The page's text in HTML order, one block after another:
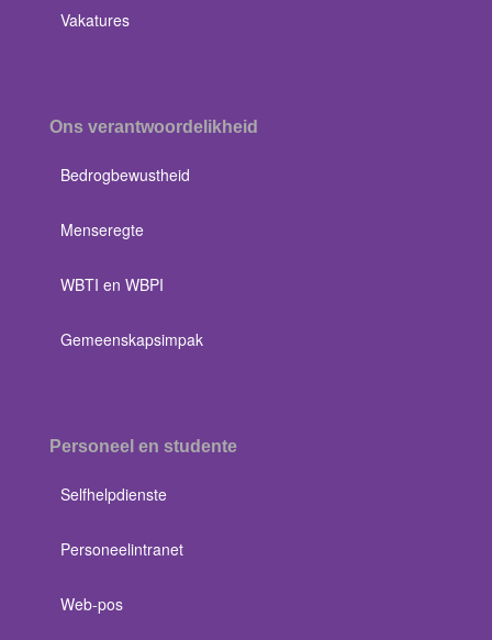
Vakatures
Ons verantwoordelikheid
Bedrogbewustheid
Menseregte
WBTI en WBPI
Gemeenskapsimpak
Personeel en studente
Selfhelpdienste
Personeelintranet
Web-pos